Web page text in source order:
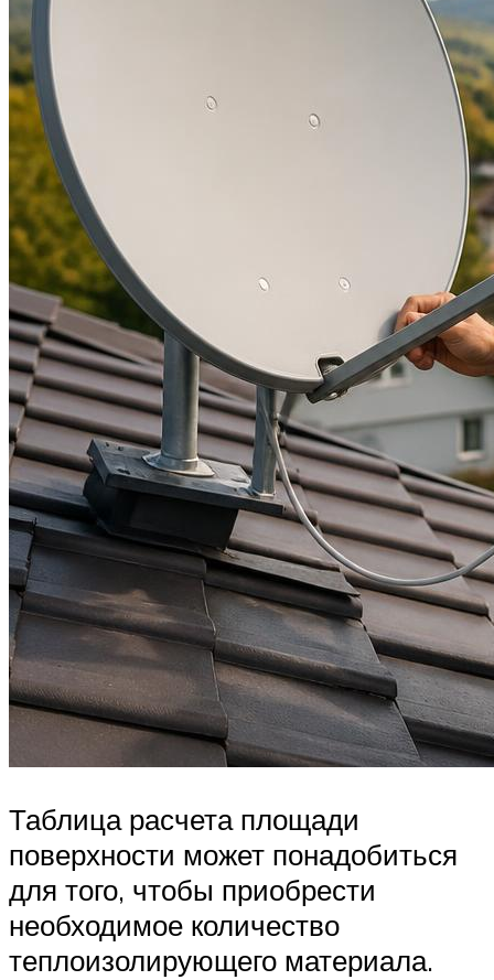
Таблица расчета площади
поверхности может понадобиться
для того, чтобы приобрести
необходимое количество
теплоизолирующего материала.